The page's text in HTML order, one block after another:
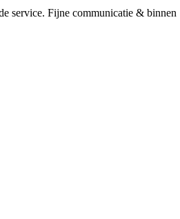
service. Fijne communicatie &